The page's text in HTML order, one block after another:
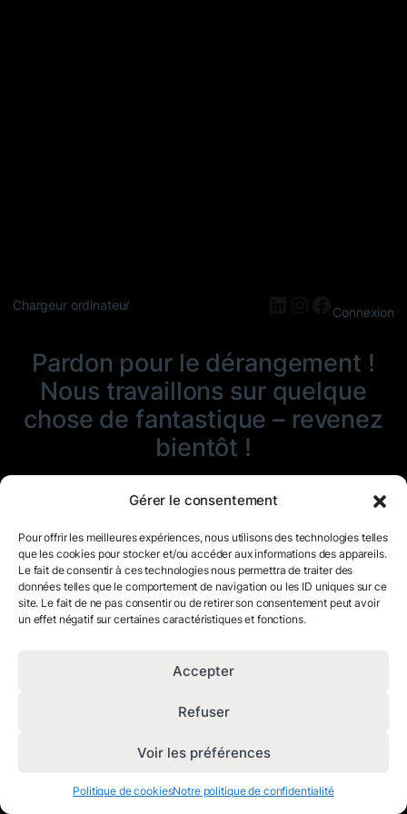
Gérer le consentement
Pour offrir les meilleures expériences, nous utilisons des technologies telles
que les cookies pour stocker et/ou accéder aux informations des appareils.
Le fait de consentir à ces technologies nous permettra de traiter des
données telles que le comportement de navigation ou les ID uniques sur ce
site. Le fait de ne pas consentir ou de retirer son consentement peut avoir
un effet négatif sur certaines caractéristiques et fonctions.
Accepter
Refuser
Voir les préférences
Politique de cookiesNotre politique de confidentialité
Chargeur ordinateur LinkedIn
Instagram
Connexion
Pardon pour le dérangement !
Nous travaillons sur quelque
chose de fantastique – revenez
bientôt !